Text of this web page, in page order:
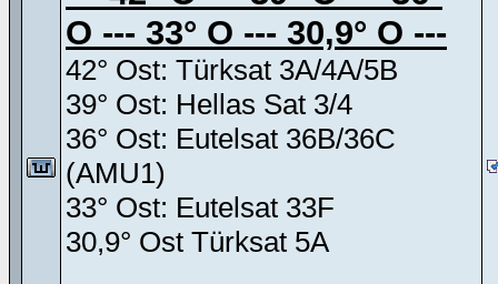
O --- 33° O --- 30,9° O ---
42° Ost: Türksat 3A/4A/5B
39° Ost: Hellas Sat 3/4
36° Ost: Eutelsat 36B/36C
(AMU1)
33° Ost: Eutelsat 33F
30,9° Ost Türksat 5A